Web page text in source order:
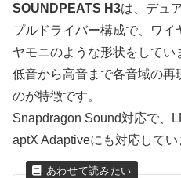
SOUNDPEATS H3は、デュ
プルドライバー構成で、ワイ
ヤモニのような形状をしてい
低音から高音まで各音域の
のが特徴です。
Snapdragon Sound対応で、
aptX Adaptiveにも対応してい